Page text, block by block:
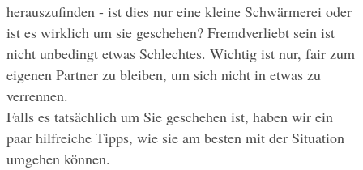
herauszufinden - ist dies nur eine kleine Schwärmerei oder
ist es wirklich um sie geschehen? Fremdverliebt sein ist
nicht unbedingt etwas Schlechtes. Wichtig ist nur, fair zum
eigenen Partner zu bleiben, um sich nicht in etwas zu
verrennen.
Falls es tatsächlich um Sie geschehen ist, haben wir ein
paar hilfreiche Tipps, wie sie am besten mit der Situation
umgehen können.